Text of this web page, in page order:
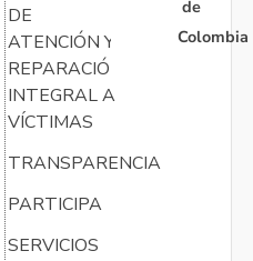
DE
ATENCIÓN Y
REPARACIÓN
INTEGRAL A
VÍCTIMAS
TRANSPARENCIA
PARTICIPA
SERVICIOS
de
Colombia